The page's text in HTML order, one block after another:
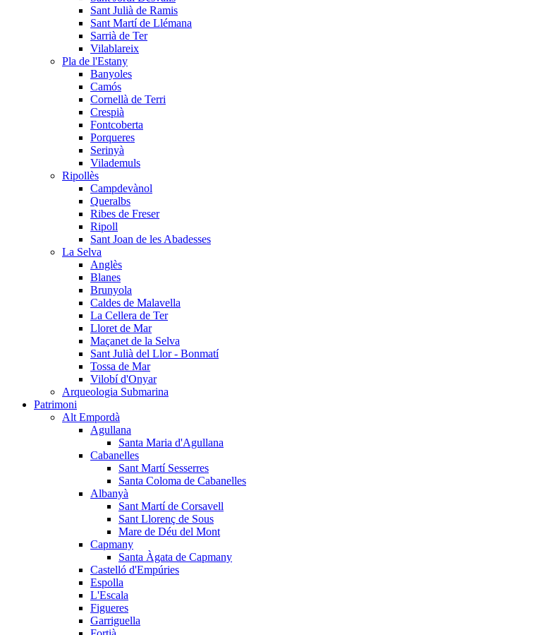
Sant Julià de Ramis
Sant Martí de Llémana
Sarrià de Ter
Vilablareix
Pla de l'Estany
Banyoles
Camós
Cornellà de Terri
Crespià
Fontcoberta
Porqueres
Serinyà
Vilademuls
Ripollès
Campdevànol
Queralbs
Ribes de Freser
Ripoll
Sant Joan de les Abadesses
La Selva
Anglès
Blanes
Brunyola
Caldes de Malavella
La Cellera de Ter
Lloret de Mar
Maçanet de la Selva
Sant Julià del Llor - Bonmatí
Tossa de Mar
Vilobí d'Onyar
Arqueologia Submarina
Patrimoni
Alt Empordà
Agullana
Santa Maria d'Agullana
Cabanelles
Sant Martí Sesserres
Santa Coloma de Cabanelles
Albanyà
Sant Martí de Corsavell
Sant Llorenç de Sous
Mare de Déu del Mont
Capmany
Santa Àgata de Capmany
Castelló d'Empúries
Espolla
L'Escala
Figueres
Garriguella